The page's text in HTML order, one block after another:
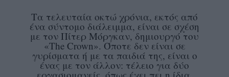
Τα τελευταία οκτώ χρόνια, εκτός από
ένα σύντομο διάλειμμα, είναι σε σχέση
με τον Πίτερ Μόργκαν, δημιουργό του
«The Crown». Όποτε δεν είναι σε
γυρίσματα ή με τα παιδιά της, είναι ο
ένας με τον άλλον: τέλειο για δύο